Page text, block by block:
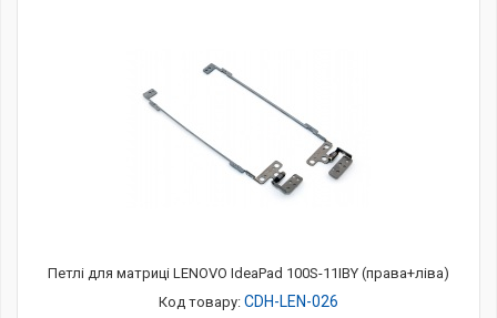
Петлі для матриці LENOVO IdeaPad 100S-11IBY (права+ліва)
Код товару: CDH-LEN-026